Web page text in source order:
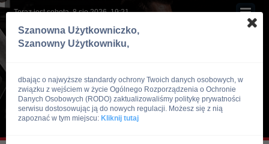
Teraz jest sobota, 8 sie 2026, 19:21
Szanowna Użytkowniczko,
Szanowny Użytkowniku,
dbając o najwyższe standardy ochrony Twoich danych osobowych, w
związku z wejściem w życie Ogólnego Rozporządzenia o Ochronie
Danych Osobowych (RODO) zaktualizowaliśmy politykę prywatności
serwisu dostosowując ją do nowych regulacji. Możesz się z nią
zapoznać w tym miejscu: Kliknij tutaj